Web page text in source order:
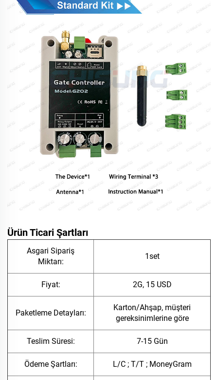
Ürün Ticari Şartları
Asgari Sipariş
Miktarı:
1set
Fiyat: 2G, 15 USD
Paketleme Detayları:
Karton/Ahşap, müşteri
gereksinimlerine göre
Teslim Süresi: 7-15 Gün
Ödeme Şartları: L/C ; T/T ; MoneyGram